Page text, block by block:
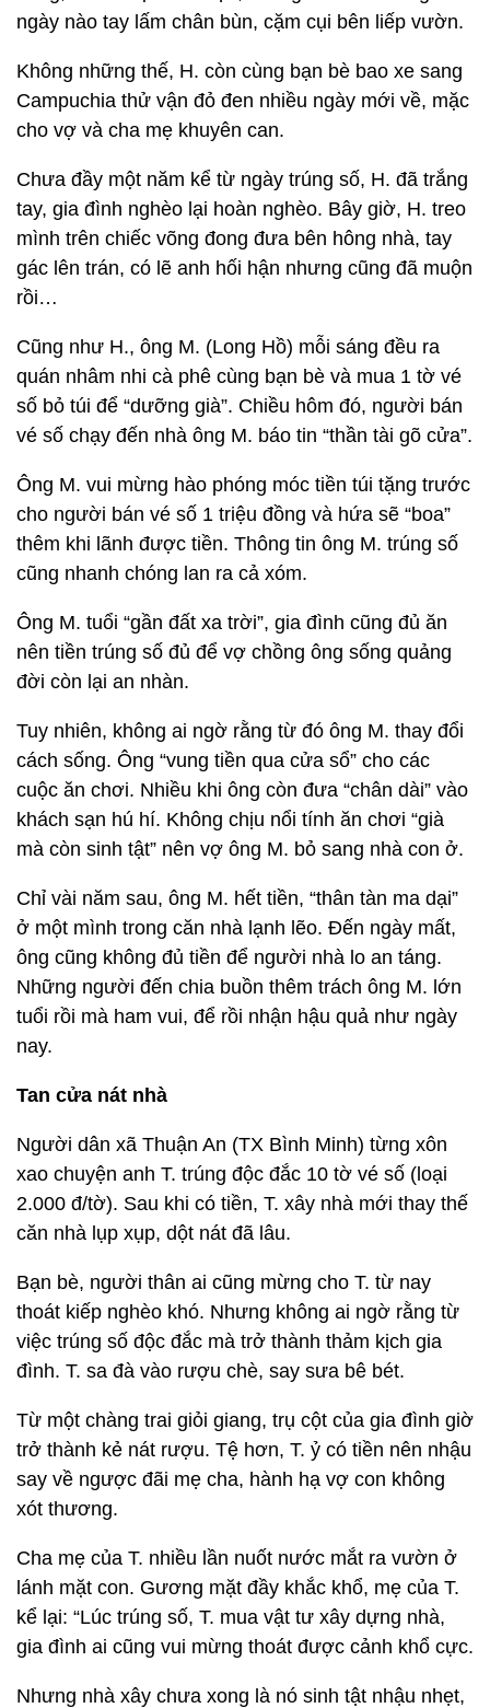
ngày nào tay lấm chân bùn, cặm cụi bên liếp vườn.
Không những thế, H. còn cùng bạn bè bao xe sang
Campuchia thử vận đỏ đen nhiều ngày mới về, mặc
cho vợ và cha mẹ khuyên can.
Chưa đầy một năm kể từ ngày trúng số, H. đã trắng
tay, gia đình nghèo lại hoàn nghèo. Bây giờ, H. treo
mình trên chiếc võng đong đưa bên hông nhà, tay
gác lên trán, có lẽ anh hối hận nhưng cũng đã muộn
rồi…
Cũng như H., ông M. (Long Hồ) mỗi sáng đều ra
quán nhâm nhi cà phê cùng bạn bè và mua 1 tờ vé
số bỏ túi để “dưỡng già”. Chiều hôm đó, người bán
vé số chạy đến nhà ông M. báo tin “thần tài gõ cửa”.
Ông M. vui mừng hào phóng móc tiền túi tặng trước
cho người bán vé số 1 triệu đồng và hứa sẽ “boa”
thêm khi lãnh được tiền. Thông tin ông M. trúng số
cũng nhanh chóng lan ra cả xóm.
Ông M. tuổi “gần đất xa trời”, gia đình cũng đủ ăn
nên tiền trúng số đủ để vợ chồng ông sống quảng
đời còn lại an nhàn.
Tuy nhiên, không ai ngờ rằng từ đó ông M. thay đổi
cách sống. Ông “vung tiền qua cửa sổ” cho các
cuộc ăn chơi. Nhiều khi ông còn đưa “chân dài” vào
khách sạn hú hí. Không chịu nổi tính ăn chơi “già
mà còn sinh tật” nên vợ ông M. bỏ sang nhà con ở.
Chỉ vài năm sau, ông M. hết tiền, “thân tàn ma dại”
ở một mình trong căn nhà lạnh lẽo. Đến ngày mất,
ông cũng không đủ tiền để người nhà lo an táng.
Những người đến chia buồn thêm trách ông M. lớn
tuổi rồi mà ham vui, để rồi nhận hậu quả như ngày
nay.
Tan cửa nát nhà
Người dân xã Thuận An (TX Bình Minh) từng xôn
xao chuyện anh T. trúng độc đắc 10 tờ vé số (loại
2.000 đ/tờ). Sau khi có tiền, T. xây nhà mới thay thế
căn nhà lụp xụp, dột nát đã lâu.
Bạn bè, người thân ai cũng mừng cho T. từ nay
thoát kiếp nghèo khó. Nhưng không ai ngờ rằng từ
việc trúng số độc đắc mà trở thành thảm kịch gia
đình. T. sa đà vào rượu chè, say sưa bê bét.
Từ một chàng trai giỏi giang, trụ cột của gia đình giờ
trở thành kẻ nát rượu. Tệ hơn, T. ỷ có tiền nên nhậu
say về ngược đãi mẹ cha, hành hạ vợ con không
xót thương.
Cha mẹ của T. nhiều lần nuốt nước mắt ra vườn ở
lánh mặt con. Gương mặt đầy khắc khổ, mẹ của T.
kể lại: “Lúc trúng số, T. mua vật tư xây dựng nhà,
gia đình ai cũng vui mừng thoát được cảnh khổ cực.
Nhưng nhà xây chưa xong là nó sinh tật nhậu nhẹt,